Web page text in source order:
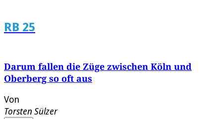
RB 25
Darum fallen die Züge zwischen Köln und
Oberberg so oft aus
Von
Torsten Sülzer